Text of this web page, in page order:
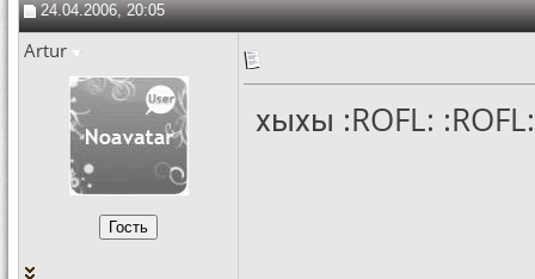
24.04.2006, 20:05
Artur
хыхы :ROFL: